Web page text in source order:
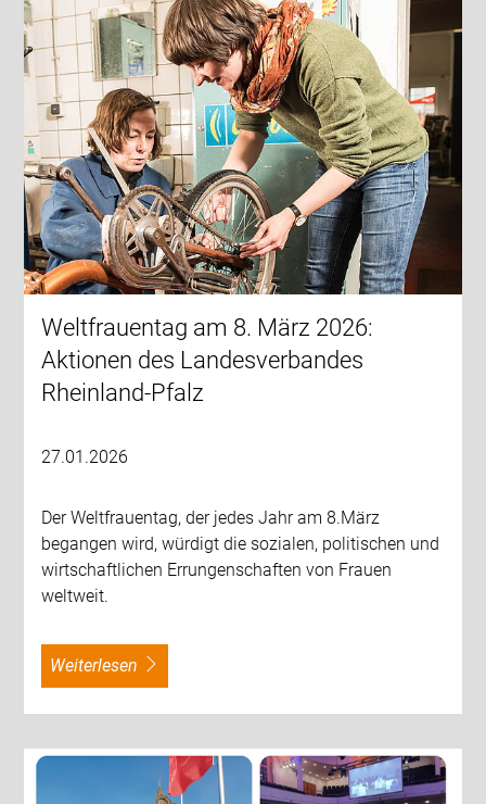
Weltfrauentag am 8. März 2026:
Aktionen des Landesverbandes
Rheinland-Pfalz
27.01.2026
Der Weltfrauentag, der jedes Jahr am 8.März
begangen wird, würdigt die sozialen, politischen und
wirtschaftlichen Errungenschaften von Frauen
weltweit.
weiterlesen